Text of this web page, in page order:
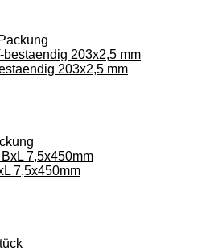
203x2,5 mm
7,5x450mm